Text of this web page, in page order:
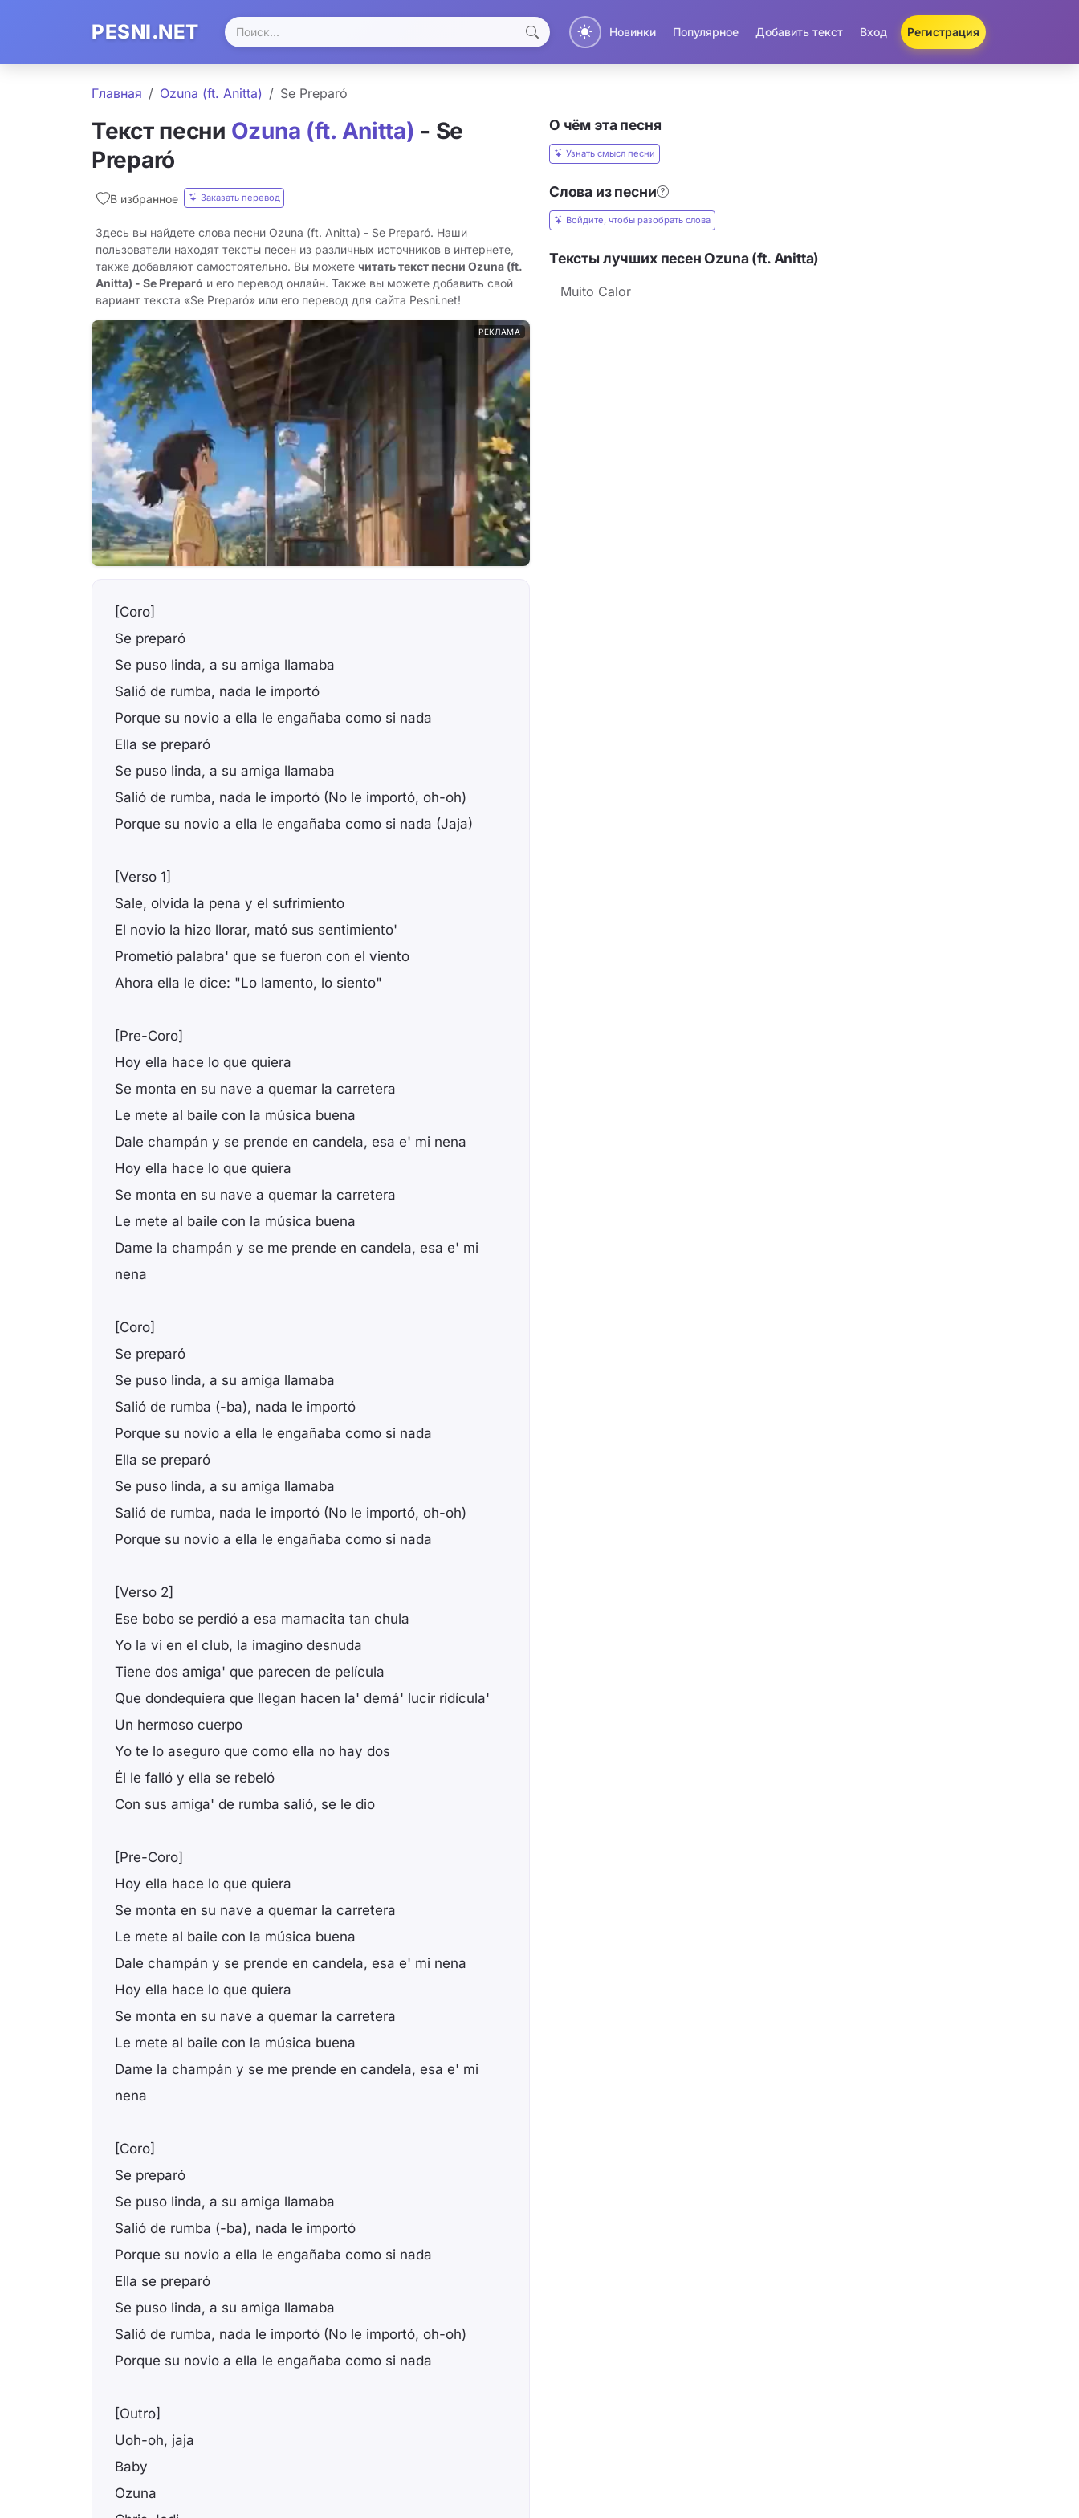
PESNI.NET Новинки Популярное Добавить текст Вход Регистрация
Главная Ozuna (ft. Anitta) Se Preparó
Текст песни Ozuna (ft. Anitta) - Se
Preparó
В избранное Заказать перевод
Здесь вы найдете слова песни Ozuna (ft. Anitta) - Se Preparó. Наши
пользователи находят тексты песен из различных источников в интернете,
также добавляют самостоятельно. Вы можете читать текст песни Ozuna (ft.
Anitta) - Se Preparó и его перевод онлайн. Также вы можете добавить свой
вариант текста «Se Preparó» или его перевод для сайта Pesni.net!
РЕКЛАМА
[Coro]
Se preparó
Se puso linda, a su amiga llamaba
Salió de rumba, nada le importó
Porque su novio a ella le engañaba como si nada
Ella se preparó
Se puso linda, a su amiga llamaba
Salió de rumba, nada le importó (No le importó, oh-oh)
Porque su novio a ella le engañaba como si nada (Jaja)
[Verso 1]
Sale, olvida la pena y el sufrimiento
El novio la hizo llorar, mató sus sentimiento'
Prometió palabra' que se fueron con el viento
Ahora ella le dice: "Lo lamento, lo siento"
[Pre-Coro]
Hoy ella hace lo que quiera
Se monta en su nave a quemar la carretera
Le mete al baile con la música buena
Dale champán y se prende en candela, esa e' mi nena
Hoy ella hace lo que quiera
Se monta en su nave a quemar la carretera
Le mete al baile con la música buena
Dame la champán y se me prende en candela, esa e' mi
nena
[Coro]
Se preparó
Se puso linda, a su amiga llamaba
Salió de rumba (-ba), nada le importó
Porque su novio a ella le engañaba como si nada
Ella se preparó
Se puso linda, a su amiga llamaba
Salió de rumba, nada le importó (No le importó, oh-oh)
Porque su novio a ella le engañaba como si nada
[Verso 2]
Ese bobo se perdió a esa mamacita tan chula
Yo la vi en el club, la imagino desnuda
Tiene dos amiga' que parecen de película
Que dondequiera que llegan hacen la' demá' lucir ridícula'
Un hermoso cuerpo
Yo te lo aseguro que como ella no hay dos
Él le falló y ella se rebeló
Con sus amiga' de rumba salió, se le dio
[Pre-Coro]
Hoy ella hace lo que quiera
Se monta en su nave a quemar la carretera
Le mete al baile con la música buena
Dale champán y se prende en candela, esa e' mi nena
Hoy ella hace lo que quiera
Se monta en su nave a quemar la carretera
Le mete al baile con la música buena
Dame la champán y se me prende en candela, esa e' mi
nena
[Coro]
Se preparó
Se puso linda, a su amiga llamaba
Salió de rumba (-ba), nada le importó
Porque su novio a ella le engañaba como si nada
Ella se preparó
Se puso linda, a su amiga llamaba
Salió de rumba, nada le importó (No le importó, oh-oh)
Porque su novio a ella le engañaba como si nada
[Outro]
Uoh-oh, jaja
Baby
Ozuna
О чём эта песня
Узнать смысл песни
Слова из песни
Войдите, чтобы разобрать слова
Тексты лучших песен Ozuna (ft. Anitta)
Muito Calor